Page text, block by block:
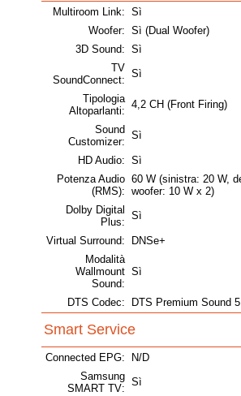
Multiroom Link: Sì
Woofer: Sì (Dual Woofer)
3D Sound: Sì
TV
SoundConnect:
Sì
Tipologia
Altoparlanti:
4,2 CH (Front Firing)
Sound
Customizer:
Sì
HD Audio: Sì
Potenza Audio
(RMS):
60 W (sinistra: 20 W,
woofer: 10 W x 2)
Dolby Digital
Plus:
Sì
Virtual Surround:
DNSe+
Modalità
Wallmount
Sound:
Sì
DTS Codec: DTS Premium Sound
Smart Service
Connected EPG:
N/D
Samsung
SMART TV:
Sì